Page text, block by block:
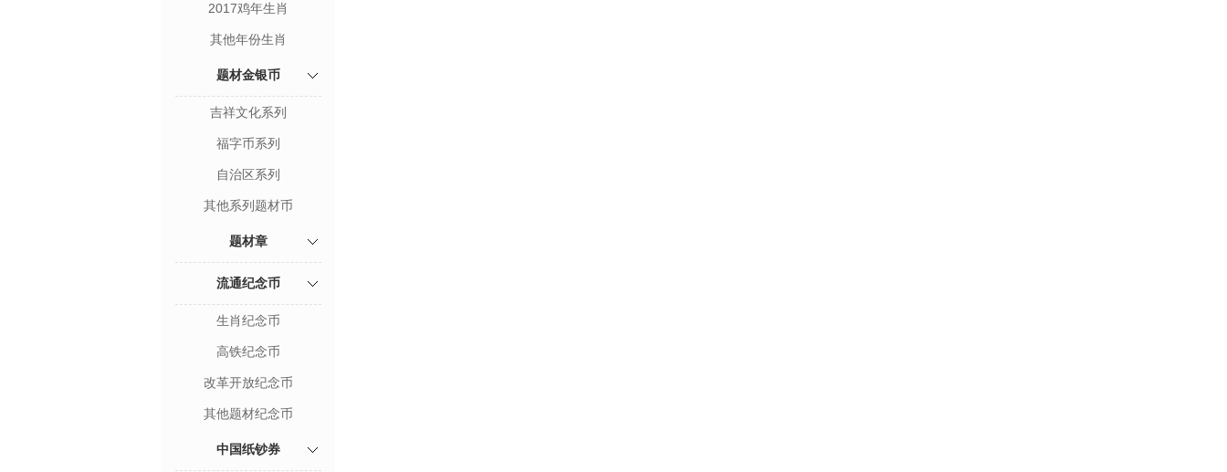
2017鸡年生肖
其他年份生肖
题材金银币
吉祥文化系列
福字币系列
自治区系列
其他系列题材币
题材章
流通纪念币
生肖纪念币
高铁纪念币
改革开放纪念币
其他题材纪念币
中国纸钞券